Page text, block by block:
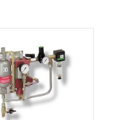
de área de pistão,
DESTACAR